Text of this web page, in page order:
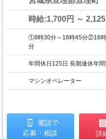
時給:1,700円 ～ 2,125
①8時30分～16時45分②16
分
年間休日125日 長期連休年
マシンオペレーター
電話で
応募・相談
詳